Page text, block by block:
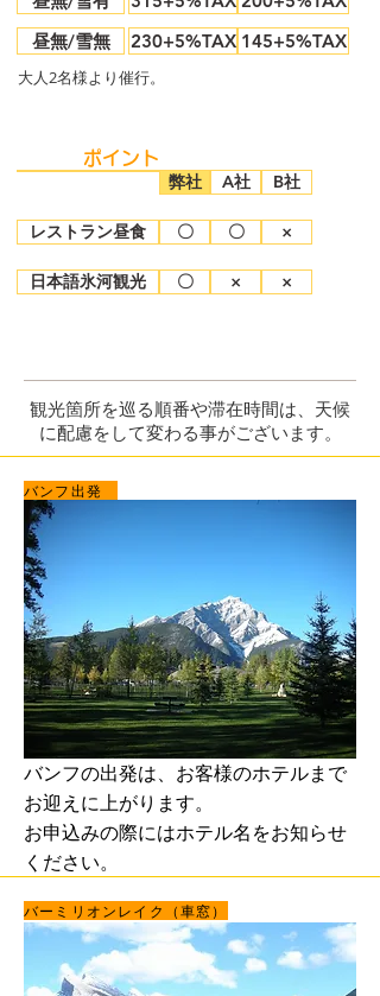
昼無/雪無
230+5%TAX 145+5%TAX
大人2名様より催行。
ポイント
弊社 A社 B社
レストラン昼食 〇 〇 ×
日本語氷河観光 〇 × ×
観光箇所を巡る順番や滞在時間は、天候
に配慮をして変わる事がございます。
バンフ出発
バンフの出発は、お客様のホテルまで
お迎えに上がります。
​お申込みの際にはホテル名をお知らせ
ください。
バーミリオンレイク（車窓）